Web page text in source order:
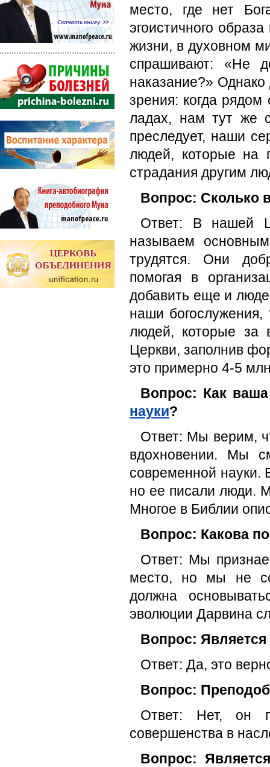
место, где нет
эгоистичного
жизни, в духовном
спрашивают: «Не
наказание?» Однако
зрения: когда
ладах, нам тут же
преследует, наши
людей, которые на
страдания другим
Вопрос: Сколько
Ответ: В нашей
называем
трудятся. Они
помогая в
добавить еще и
наши
людей, которые за
Церкви, заполнив
это примерно 4-5
Вопрос: Как
науки?
Ответ: Мы верим,
вдохновении. Мы
современной науки.
но ее писали люди.
Многое в Библии
Вопрос: Какова
Ответ: Мы
место, но мы не
должна
эволюции Дарвина
Вопрос:
Ответ: Да, это
Вопрос:
Ответ: Нет, он
совершенства в
Вопрос: